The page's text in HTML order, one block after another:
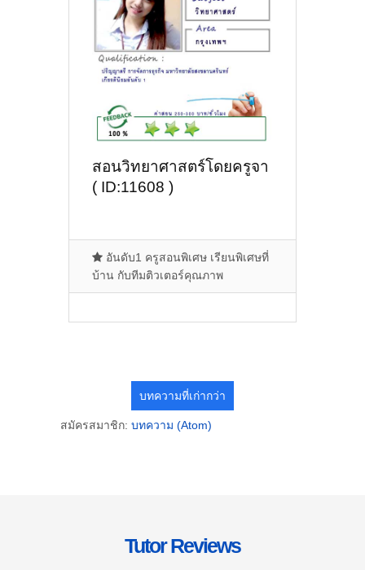
สอนวิทยาศาสตร์โดยครูจา
( ID:11608 )
อันดับ1 ครูสอนพิเศษ เรียนพิเศษที่
บ้าน กับทีมติวเตอร์คุณภาพ
บทความที่เก่ากว่า
สมัครสมาชิก: บทความ (Atom)
Tutor Reviews